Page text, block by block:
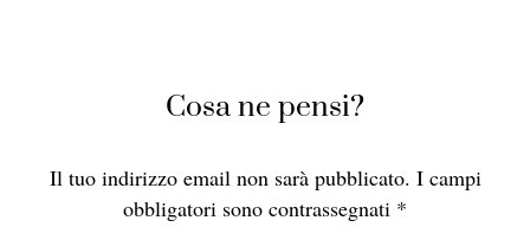
Cosa ne pensi?
Il tuo indirizzo email non sarà pubblicato. I campi
obbligatori sono contrassegnati *